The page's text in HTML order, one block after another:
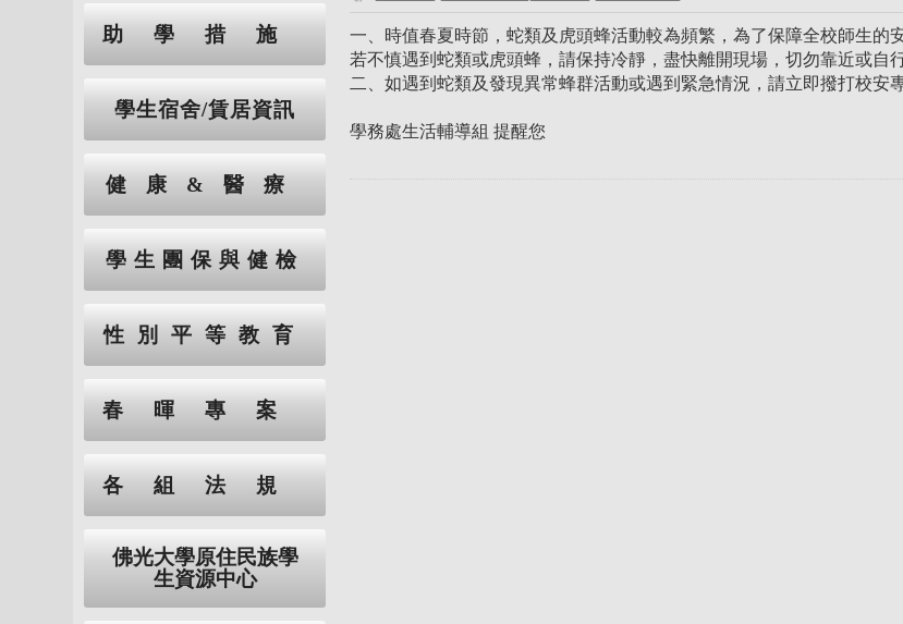
助學措施
學生宿舍/賃居資訊
健康&醫療
學生團保與健檢
性別平等教育
春暉專案
各組法規
佛光大學原住民族學
生資源中心
一、時值春夏時節，蛇類及虎頭蜂活動較為頻繁，為了保障全校師生的
若不慎遇到蛇類或虎頭蜂，請保持冷靜，盡快離開現場，切勿靠近或自
二、如遇到蛇類及發現異常蜂群活動或遇到緊急情況，請立即撥打校安
學務處生活輔導組 提醒您